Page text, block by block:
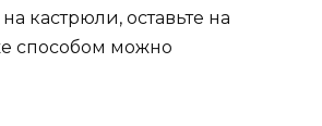
кастрюли, оставьте на
способом можно